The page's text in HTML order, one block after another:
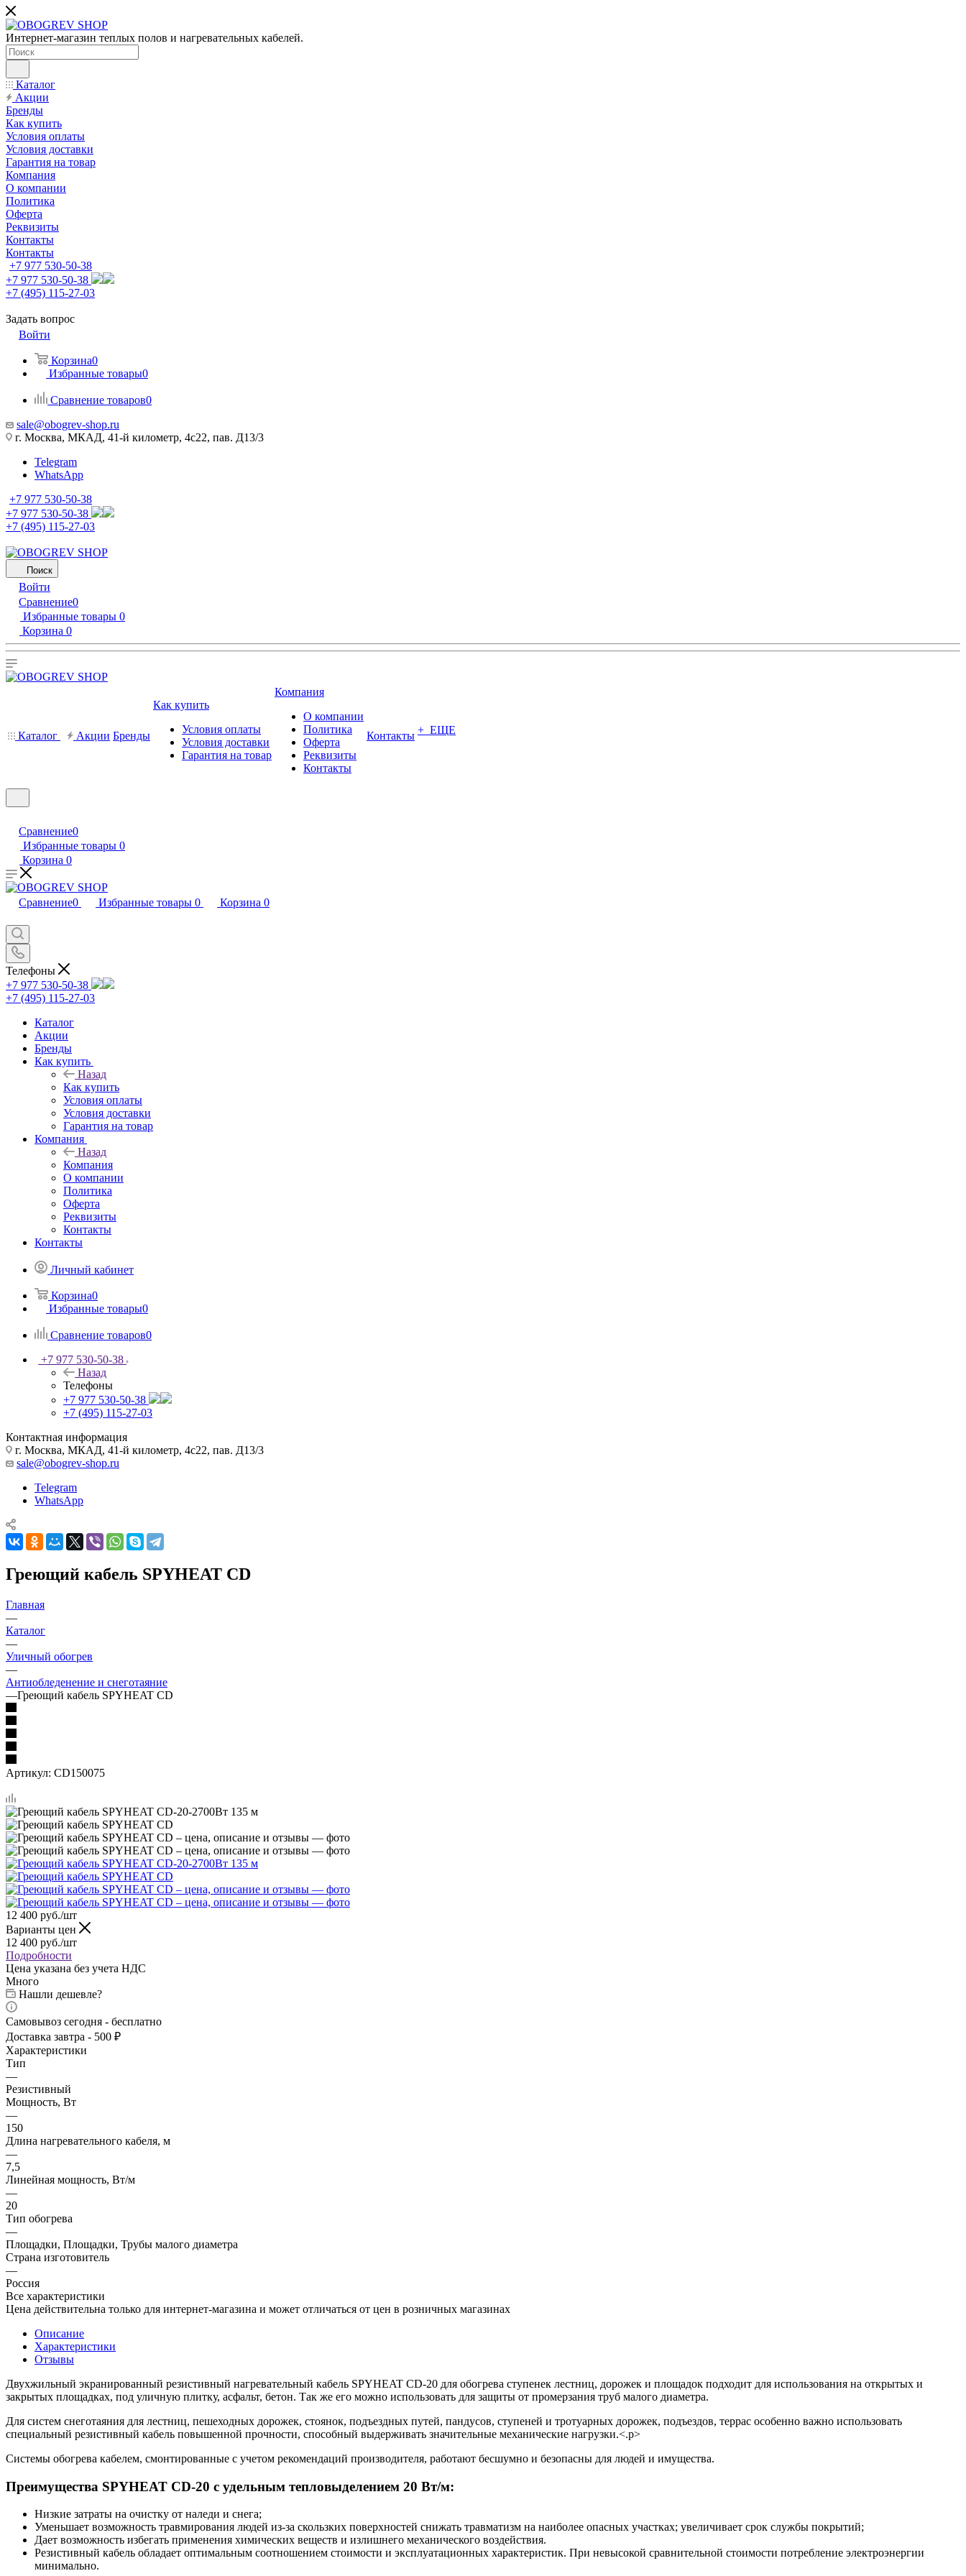
Интернет-магазин теплых полов и нагревательных кабелей.
Каталог
Акции
Бренды
Как купить
Условия оплаты
Условия доставки
Гарантия на товар
Компания
О компании
Политика
Оферта
Реквизиты
Контакты
Контакты
+7 977 530-50-38
+7 977 530-50-38
+7 (495) 115-27-03
Задать вопрос
Войти
Корзина0
Избранные товары0
Сравнение товаров0
sale@obogrev-shop.ru
г. Москва, МКАД, 41-й километр, 4с22, пав. Д13/3
Telegram
WhatsApp
+7 977 530-50-38
+7 977 530-50-38
+7 (495) 115-27-03
Поиск
Войти
Сравнение0
Избранные товары 0
Корзина 0
Каталог Акции Бренды
Как купить
Условия оплаты
Условия доставки
Гарантия на товар
Компания
О компании
Политика
Оферта
Реквизиты
Контакты
Контакты + ЕЩЕ
Сравнение0
Избранные товары 0
Корзина 0
Сравнение0 Избранные товары 0 Корзина 0
Телефоны
+7 977 530-50-38
+7 (495) 115-27-03
Каталог
Акции
Бренды
Как купить
Назад
Как купить
Условия оплаты
Условия доставки
Гарантия на товар
Компания
Назад
Компания
О компании
Политика
Оферта
Реквизиты
Контакты
Контакты
Личный кабинет
Корзина0
Избранные товары0
Сравнение товаров0
+7 977 530-50-38
Назад
Телефоны
+7 977 530-50-38
+7 (495) 115-27-03
Контактная информация
г. Москва, МКАД, 41-й километр, 4с22, пав. Д13/3
sale@obogrev-shop.ru
Telegram
WhatsApp
Греющий кабель SPYHEAT CD
Главная
—
Каталог
—
Уличный обогрев
—
Антиобледенение и снеготаяние
—Греющий кабель SPYHEAT CD
Артикул: CD150075
12 400 руб./шт
Варианты цен
12 400 руб./шт
Подробности
Цена указана без учета НДС
Много
Нашли дешевле?
Самовывоз сегодня - бесплатно
Доставка завтра - 500 ₽
Характеристики
Тип
—
Резистивный
Мощность, Вт
—
150
Длина нагревательного кабеля, м
—
7,5
Линейная мощность, Вт/м
—
20
Тип обогрева
—
Площадки, Площадки, Трубы малого диаметра
Страна изготовитель
—
Россия
Все характеристики
Цена действительна только для интернет-магазина и может отличаться от цен в розничных магазинах
Описание
Характеристики
Отзывы
Двухжильный экранированный резистивный нагревательный кабель SPYHEAT CD-20 для обогрева ступенек лестниц, дорожек и площадок подходит для использования на открытых и
закрытых площадках, под уличную плитку, асфальт, бетон. Так же его можно использовать для защиты от промерзания труб малого диаметра.
Для систем снеготаяния для лестниц, пешеходных дорожек, стоянок, подъездных путей, пандусов, ступеней и тротуарных дорожек, подъездов, террас особенно важно использовать
специальный резистивный кабель повышенной прочности, способный выдерживать значительные механические нагрузки.<.p>
Системы обогрева кабелем, смонтированные с учетом рекомендаций производителя, работают бесшумно и безопасны для людей и имущества.
Преимущества SPYHEAT CD-20 с удельным тепловыделением 20 Вт/м:
Низкие затраты на очистку от наледи и снега;
Уменьшает возможность травмирования людей из-за скользких поверхностей снижать травматизм на наиболее опасных участках; увеличивает срок службы покрытий;
Дает возможность избегать применения химических веществ и излишнего механического воздействия.
Резистивный кабель обладает оптимальным соотношением стоимости и эксплуатационных характеристик. При невысокой сравнительной стоимости потребление электроэнергии
минимально.